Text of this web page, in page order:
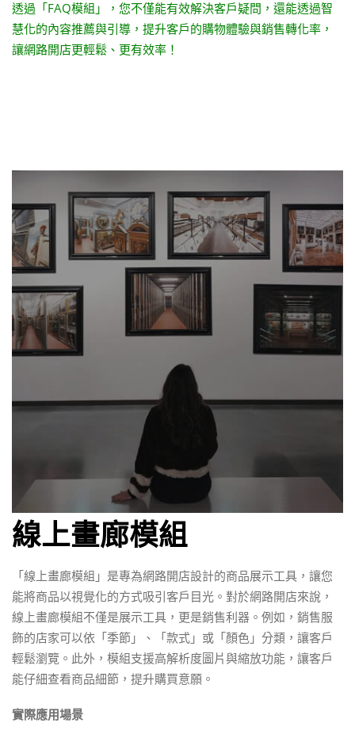
透過「FAQ模組」，您不僅能有效解決客戶疑問，還能透過智
慧化的內容推薦與引導，提升客戶的購物體驗與銷售轉化率，
讓網路開店更輕鬆、更有效率！
線上畫廊模組
「線上畫廊模組」是專為網路開店設計的商品展示工具，讓您
能將商品以視覺化的方式吸引客戶目光。對於網路開店來說，
線上畫廊模組不僅是展示工具，更是銷售利器。例如，銷售服
飾的店家可以依「季節」、「款式」或「顏色」分類，讓客戶
輕鬆瀏覽。此外，模組支援高解析度圖片與縮放功能，讓客戶
能仔細查看商品細節，提升購買意願。
實際應用場景